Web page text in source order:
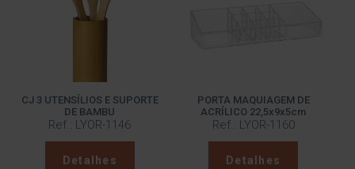
CJ 3 UTENSÍLIOS E SUPORTE
DE BAMBU
Ref.: LYOR-1146
Detalhes
PORTA MAQUIAGEM DE
ACRÍLICO 22,5x9x5cm
Ref.: LYOR-1160
Detalhes